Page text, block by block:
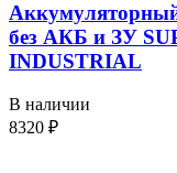
без АКБ и ЗУ
INDUSTRIAL
В наличии
8320 ₽